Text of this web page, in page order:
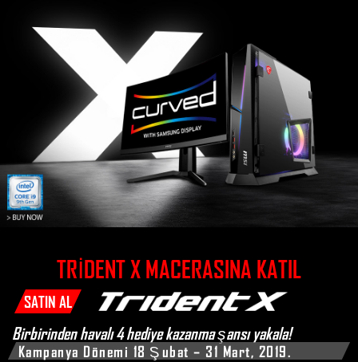
TRIDENT X MACERASINA KATIL
SATIN AL
Birbirinden havalı 4 hediye kazanma şansı yakala!
Kampanya Dönemi 18 Şubat – 31 Mart, 2019.